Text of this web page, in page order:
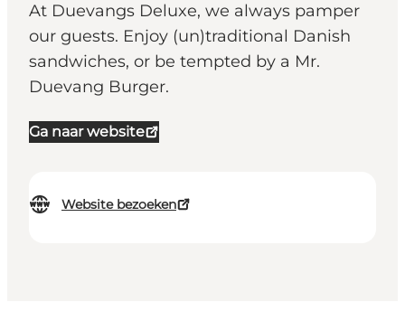
At Duevangs Deluxe, we always pamper
our guests. Enjoy (un)traditional Danish
sandwiches, or be tempted by a Mr.
Duevang Burger.
Ga naar website
Website bezoeken